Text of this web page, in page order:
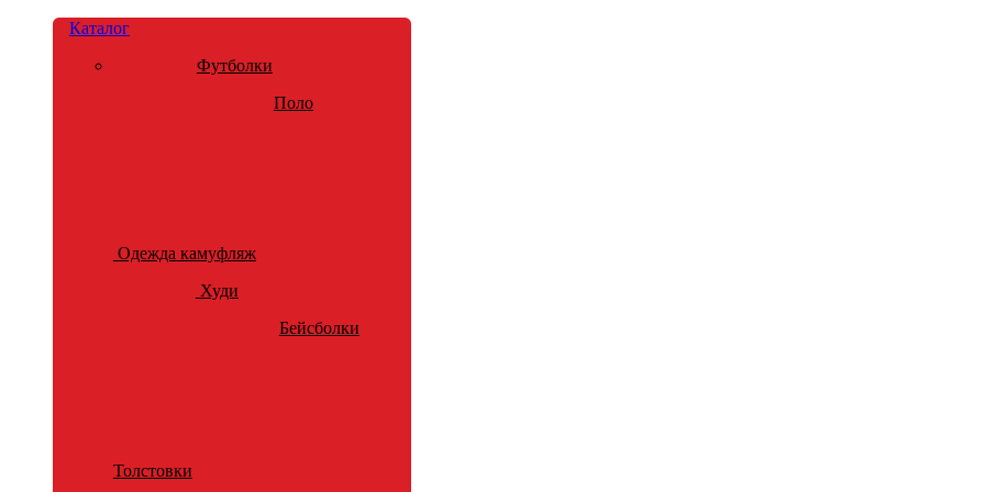
Каталог
Футболки
Поло
Одежда камуфляж
Худи
Бейсболки
Толстовки